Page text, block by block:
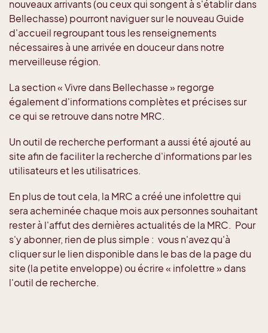
nouveaux arrivants (ou ceux qui songent à s'établir dans
Bellechasse) pourront naviguer sur le nouveau Guide
d'accueil regroupant tous les renseignements
nécessaires à une arrivée en douceur dans notre
merveilleuse région.
La section « Vivre dans Bellechasse » regorge
également d'informations complètes et précises sur
ce qui se retrouve dans notre MRC.
Un outil de recherche performant a aussi été ajouté au
site afin de faciliter la recherche d'informations par les
utilisateurs et les utilisatrices.
En plus de tout cela, la MRC a créé une infolettre qui
sera acheminée chaque mois aux personnes souhaitant
rester à l'affut des dernières actualités de la MRC. Pour
s'y abonner, rien de plus simple : vous n'avez qu'à
cliquer sur le lien disponible dans le bas de la page du
site (la petite enveloppe) ou écrire « infolettre » dans
l'outil de recherche.